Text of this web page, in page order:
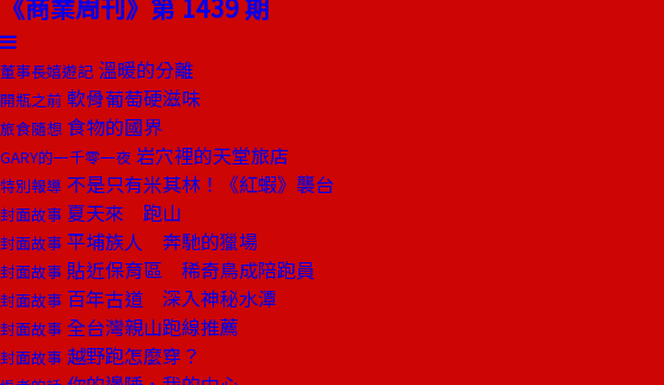
《商業周刊》第 1439 期
董事長嬉遊記 溫暖的分離
開瓶之前 軟骨葡萄硬滋味
旅食隨想 食物的國界
GARY的一千零一夜 岩穴裡的天堂旅店
特別報導 不是只有米其林！《紅蝦》襲台
封面故事 夏天來 跑山
封面故事 平埔族人 奔馳的獵場
封面故事 貼近保育區 稀奇鳥成陪跑員
封面故事 百年古道 深入神秘水潭
封面故事 全台灣親山跑線推薦
封面故事 越野跑怎麼穿？